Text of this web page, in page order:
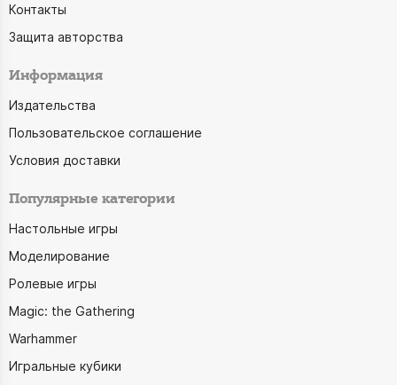
Контакты
Защита авторства
Информация
Издательства
Пользовательское соглашение
Условия доставки
Популярные категории
Настольные игры
Моделирование
Ролевые игры
Magic: the Gathering
Warhammer
Игральные кубики